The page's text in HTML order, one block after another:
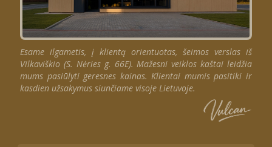
Esame ilgametis, į klientą orientuotas, šeimos verslas iš
Vilkaviškio (S. Nėries g. 66E). Mažesni veiklos kaštai leidžia
mums pasiūlyti geresnes kainas. Klientai mumis pasitiki ir
kasdien užsakymus siunčiame visoje Lietuvoje.